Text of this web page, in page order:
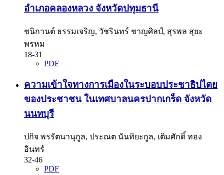
อำเภอคลองหลวง จังหวัดปทุมธานี
ชนิกานต์ ธรรมเจริญ, วัชรินทร์ ชาญศิลป์, สุรพล สุยะ
พรหม
18-31
PDF
ความเข้าใจทางการเมืองในระบอบประชาธิปไตย
ของประชาชน ในเทศบาลนครปากเกร็ด จังหวัด
นนทบุรี
ปกิจ พรรัตนานุกูล, ประณต นันทิยะกูล, เติมศักดิ์ ทอง
อินทร์
32-46
PDF